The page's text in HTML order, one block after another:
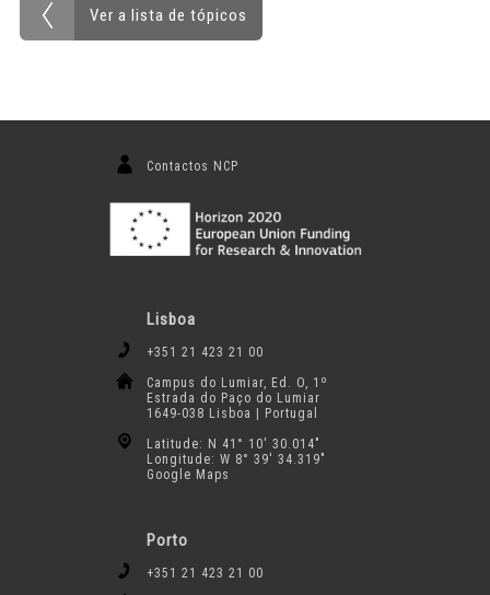
Ver a lista de tópicos
Contactos NCP
Lisboa
+351 21 423 21 00
Campus do Lumiar, Ed. O, 1º
Estrada do Paço do Lumiar
1649-038 Lisboa | Portugal
Latitude: N 41° 10′ 30.014″
Longitude: W 8° 39′ 34.319″
Google Maps
Porto
+351 21 423 21 00